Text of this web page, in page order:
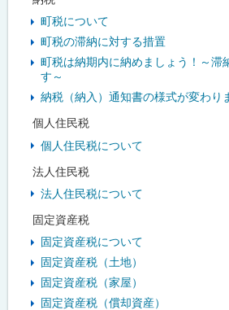
町税について
町税の滞納に対する措置
町税は納期内に納めましょう！～滞
す～
納税（納入）通知書の様式が変わり
個人住民税
個人住民税について
法人住民税
法人住民税について
固定資産税
固定資産税について
固定資産税（土地）
固定資産税（家屋）
固定資産税（償却資産）